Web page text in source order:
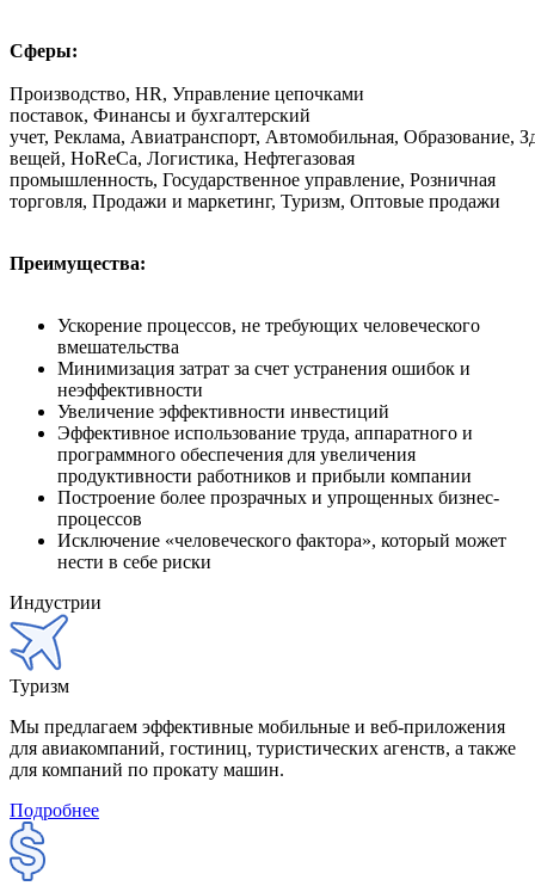
Сферы:
Производство, HR, Управление цепочками
поставок, Финансы и бухгалтерский
учет, Реклама, Авиатранспорт, Автомобильная, Образование,
вещей, HoReCa, Логистика, Нефтегазовая
промышленность, Государственное управление, Розничная
торговля, Продажи и маркетинг, Туризм, Оптовые продажи
Преимущества:
Ускорение процессов, не требующих человеческого
вмешательства
Минимизация затрат за счет устранения ошибок и
неэффективности
Увеличение эффективности инвестиций
Эффективное использование труда, аппаратного и
программного обеспечения для увеличения
продуктивности работников и прибыли компании
Построение более прозрачных и упрощенных бизнес-
процессов
Исключение «человеческого фактора», который может
нести в себе риски
Индустрии
Туризм
Мы предлагаем эффективные мобильные и веб-приложения
для авиакомпаний, гостиниц, туристических агенств, а также
для компаний по прокату машин.
Подробнее